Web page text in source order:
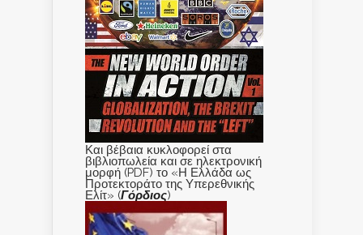
Και βέβαια κυκλοφορεί στα
βιβλιοπωλεία και σε ηλεκτρονική
μορφή (PDF) το «Η Ελλάδα ως
Προτεκτοράτο της Υπερεθνικής
Ελίτ» (Γόρδιος)